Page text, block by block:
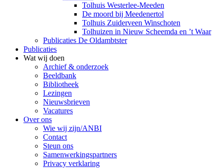
Tolhuis Westerlee-Meeden
De moord bij Meedenertol
Tolhuis Zuiderveen Winschoten
Tolhuizen in Nieuw Scheemda en ’t Waar
Publicaties De Oldambtster
Publicaties
Wat wij doen
Archief & onderzoek
Beeldbank
Bibliotheek
Lezingen
Nieuwsbrieven
Vacatures
Over ons
Wie wij zijn/ANBI
Contact
Steun ons
Samenwerkingspartners
Privacy verklaring